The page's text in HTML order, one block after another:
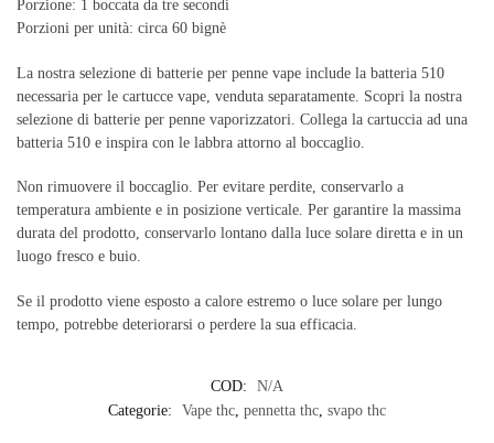
Porzione: 1 boccata da tre secondi
Porzioni per unità: circa 60 bignè
La nostra selezione di batterie per penne vape include la batteria 510
necessaria per le cartucce vape, venduta separatamente. Scopri la nostra
selezione di batterie per penne vaporizzatori. Collega la cartuccia ad una
batteria 510 e inspira con le labbra attorno al boccaglio.
Non rimuovere il boccaglio. Per evitare perdite, conservarlo a
temperatura ambiente e in posizione verticale. Per garantire la massima
durata del prodotto, conservarlo lontano dalla luce solare diretta e in un
luogo fresco e buio.
Se il prodotto viene esposto a calore estremo o luce solare per lungo
tempo, potrebbe deteriorarsi o perdere la sua efficacia.
COD:
N/A
Categorie:
Vape thc, pennetta thc, svapo thc